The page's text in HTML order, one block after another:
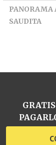
PANORAMA
SAUDITA